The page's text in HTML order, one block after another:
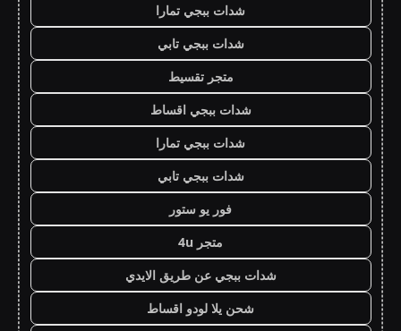
شدات ببجي تمارا
شدات ببجي تابي
متجر تقسيط
شدات ببجي اقساط
شدات ببجي تمارا
شدات ببجي تابي
فور يو ستور
متجر 4u
شدات ببجي عن طريق الايدي
شحن يلا لودو اقساط